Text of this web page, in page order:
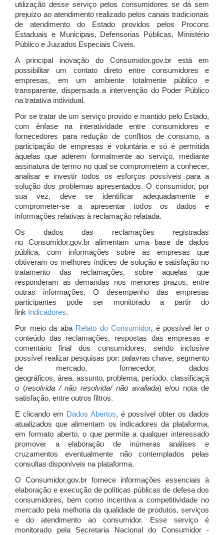
utilização desse serviço pelos consumidores se dá sem
prejuízo ao atendimento realizado pelos canais tradicionais
de atendimento do Estado providos pelos Procons
Estaduais e Municipais, Defensorias Públicas, Ministério
Público e Juizados Especiais Cíveis.
A principal inovação do Consumidor.gov.br está em
possibilitar um contato direto entre consumidores e
empresas, em um ambiente totalmente público e
transparente, dispensada a intervenção do Poder Público
na tratativa individual.
Por se tratar de um serviço provido e mantido pelo Estado,
com ênfase na interatividade entre consumidores e
fornecedores para redução de conflitos de consumo, a
participação de empresas é voluntária e só é permitida
àquelas que aderem formalmente ao serviço, mediante
assinatura de termo no qual se comprometem a conhecer,
analisar e investir todos os esforços possíveis para a
solução dos problemas apresentados. O consumidor, por
sua vez, deve se identificar adequadamente e
comprometer-se a apresentar todos os dados e
informações relativas à reclamação relatada.
Os dados das reclamações registradas
no Consumidor.gov.br alimentam uma base de dados
pública, com informações sobre as empresas que
obtiveram os melhores índices de solução e satisfação no
tratamento das reclamações, sobre aquelas que
responderam as demandas nos menores prazos, entre
outras informações. O desempenho das empresas
participantes pode ser monitorado a partir do
link Indicadores.
Por meio da aba Relato do Consumidor, é possível ler o
conteúdo das reclamações, respostas das empresas e
comentário final dos consumidores, sendo inclusive
possível realizar pesquisas por: palavras chave, segmento
de mercado, fornecedor, dados
geográficos, área, assunto, problema, período, classificaçã
o (resolvida / não resolvida/ não avaliada) e/ou nota de
satisfação, entre outros filtros.
E clicando em Dados Abertos, é possível obter os dados
atualizados que alimentam os indicadores da plataforma,
em formato aberto, o que permite a qualquer interessado
promover a elaboração de inúmeras análises e
cruzamentos eventualmente não contemplados pelas
consultas disponíveis na plataforma.
O Consumidor.gov.br fornece informações essenciais à
elaboração e execução de políticas públicas de defesa dos
consumidores, bem como incentiva a competitividade no
mercado pela melhoria da qualidade de produtos, serviços
e do atendimento ao consumidor. Esse serviço é
monitorado pela Secretaria Nacional do Consumidor -